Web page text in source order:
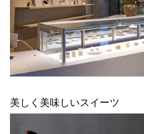
美しく美味しいスイーツ